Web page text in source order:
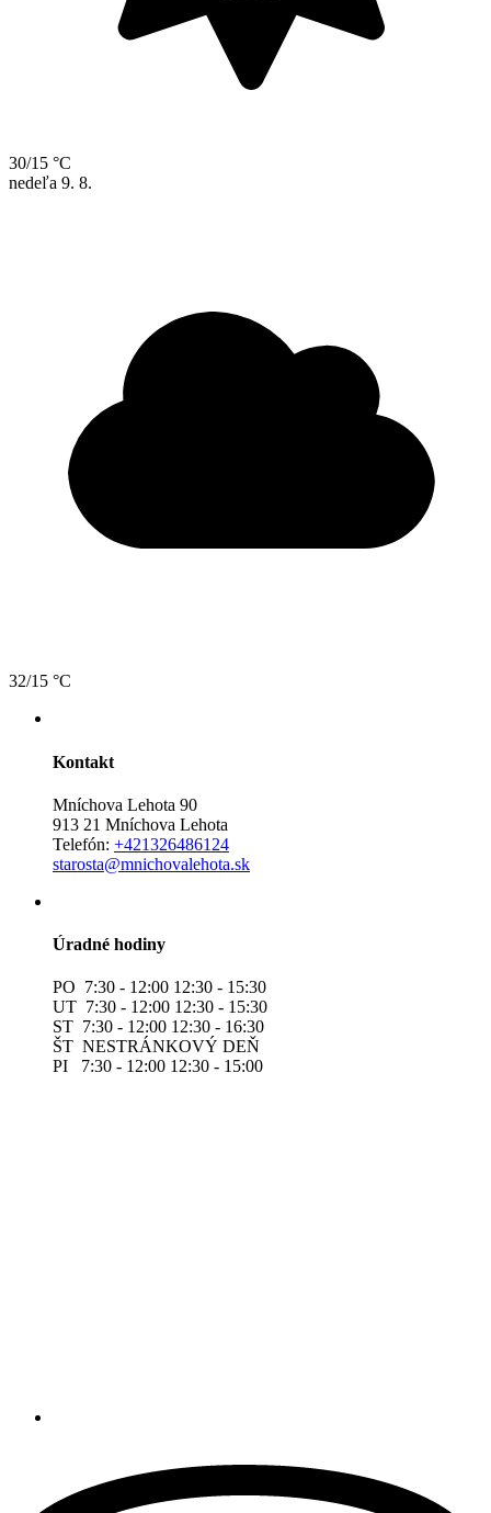
30/15 °C
nedeľa 9. 8.
32/15 °C
Kontakt
Mníchova Lehota 90
913 21 Mníchova Lehota
Telefón: +421326486124
starosta@mnichovalehota.sk
Úradné hodiny
PO 7:30 - 12:00 12:30 - 15:30
UT 7:30 - 12:00 12:30 - 15:30
ST 7:30 - 12:00 12:30 - 16:30
ŠT NESTRÁNKOVÝ DEŇ
PI 7:30 - 12:00 12:30 - 15:00